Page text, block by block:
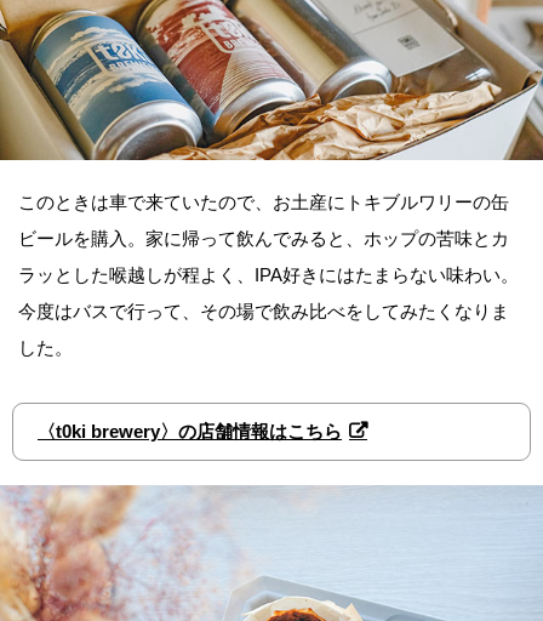
このときは車で来ていたので、お土産にトキブルワリーの缶
ビールを購入。家に帰って飲んでみると、ホップの苦味とカ
ラッとした喉越しが程よく、IPA好きにはたまらない味わい。
今度はバスで行って、その場で飲み比べをしてみたくなりま
した。
〈t0ki brewery〉の店舗情報はこちら